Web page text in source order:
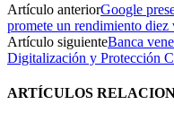
Artículo anteriorGoogle
promete un rendimiento diez
Artículo siguienteBanca
Digitalización y Protección
ARTÍCULOS